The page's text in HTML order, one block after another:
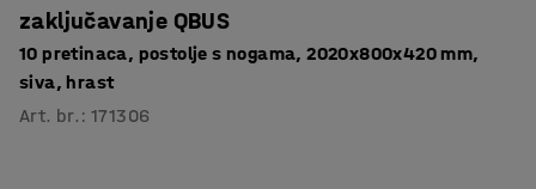
zaključavanje QBUS
10 pretinaca, postolje s nogama, 2020x800x420 mm,
siva, hrast
Art. br. :171306